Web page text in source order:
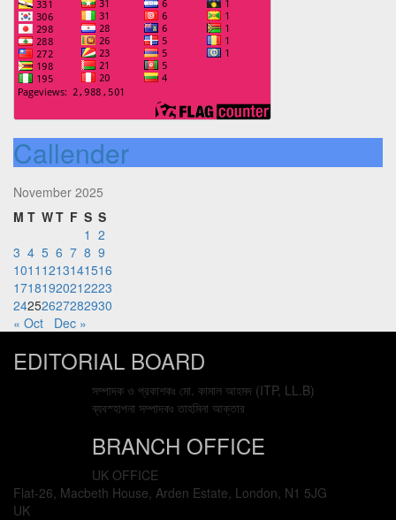
Callender
November 2025
M T WT F S S
1 2
3 4 5 6 7 8 9
1011 1213141516
17181920212223
24252627282930
« Oct
Dec »
EDITORIAL BOARD
সম্পাদক ও প্রকাশকঃ মো. কামাল আহমদ (ITP, LL.B)
ব্যবস্হাপনা সম্পাদকঃ তাহমিনা আক্তার
BRANCH OFFICE
UK OFFICE
Flat-26, Macbeth House, Arden Estate, London, N1 5JG
UK